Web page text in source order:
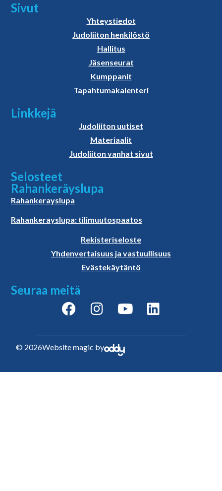
Sivut
Yhteystiedot
Judoliiton henkilöstö
Hallitus
Jäsenseurat
Kumppanit
Tapahtumakalenteri
Linkkejä
Judoliiton uutiset
Materiaalit
Judoliiton vanhat sivut
Selosteet
Rahankeräyslupa
Rahankerayslupa
Rahankerayslupa: tilimuutospaatos
Rekisteriseloste
Yhdenvertaisuus ja vastuullisuus
Evästekäytäntö
Seuraa meitä
© 2026Website magic by